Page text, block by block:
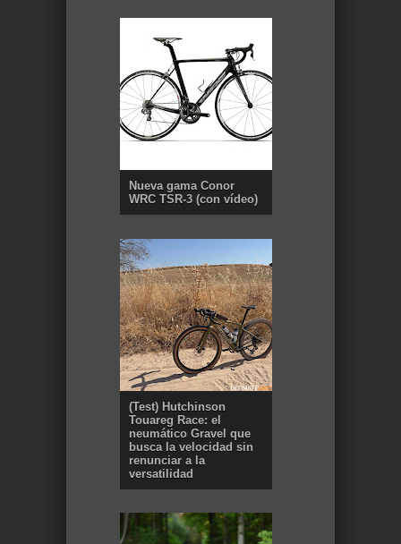
Nueva gama Conor
WRC TSR-3 (con vídeo)
(Test) Hutchinson
Touareg Race: el
neumático Gravel que
busca la velocidad sin
renunciar a la
versatilidad